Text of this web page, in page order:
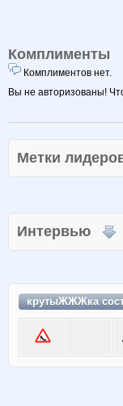
Комплименты
Комплиментов нет.
Вы не авторизованы!
Метки
Интервью
крутыЖЖЖка